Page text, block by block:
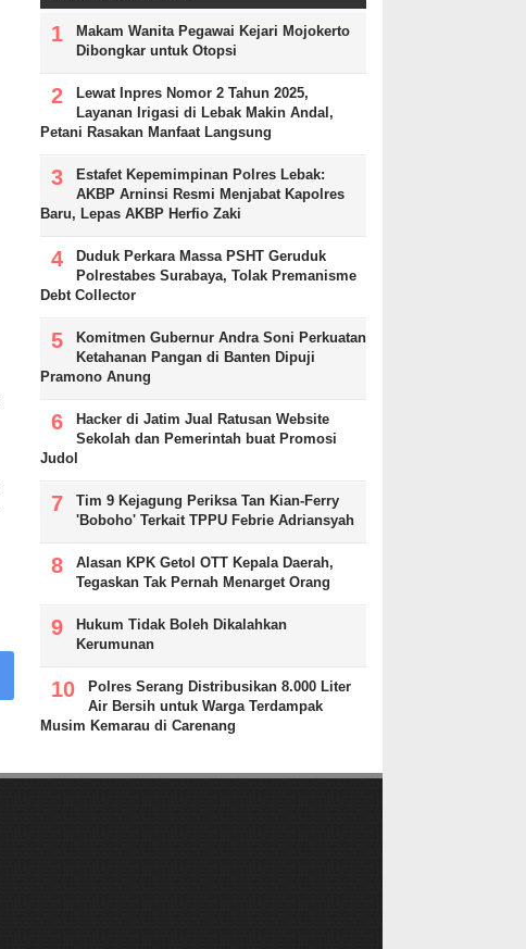
Makam Wanita Pegawai Kejari Mojokerto
Dibongkar untuk Otopsi
Lewat Inpres Nomor 2 Tahun 2025,
Layanan Irigasi di Lebak Makin Andal,
Petani Rasakan Manfaat Langsung
Estafet Kepemimpinan Polres Lebak:
AKBP Arninsi Resmi Menjabat Kapolres
Baru, Lepas AKBP Herfio Zaki
Duduk Perkara Massa PSHT Geruduk
Polrestabes Surabaya, Tolak Premanisme
Debt Collector
Komitmen Gubernur Andra Soni Perkuatan
Ketahanan Pangan di Banten Dipuji
Pramono Anung
Hacker di Jatim Jual Ratusan Website
Sekolah dan Pemerintah buat Promosi
Judol
Tim 9 Kejagung Periksa Tan Kian-Ferry
'Boboho' Terkait TPPU Febrie Adriansyah
Alasan KPK Getol OTT Kepala Daerah,
Tegaskan Tak Pernah Menarget Orang
Hukum Tidak Boleh Dikalahkan
Kerumunan
Polres Serang Distribusikan 8.000 Liter
Air Bersih untuk Warga Terdampak
Musim Kemarau di Carenang